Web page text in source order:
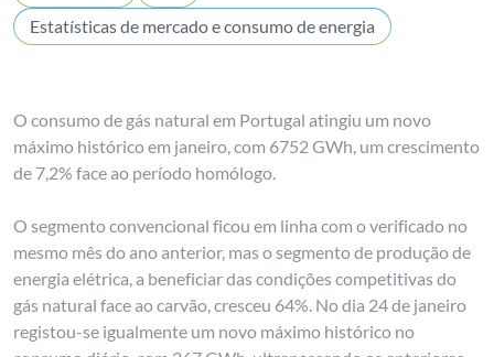
Estatísticas de mercado e consumo de energia
O consumo de gás natural em Portugal atingiu um novo
máximo histórico em janeiro, com 6752 GWh, um crescimento
de 7,2% face ao período homólogo.
O segmento convencional ficou em linha com o verificado no
mesmo mês do ano anterior, mas o segmento de produção de
energia elétrica, a beneficiar das condições competitivas do
gás natural face ao carvão, cresceu 64%. No dia 24 de janeiro
registou-se igualmente um novo máximo histórico no